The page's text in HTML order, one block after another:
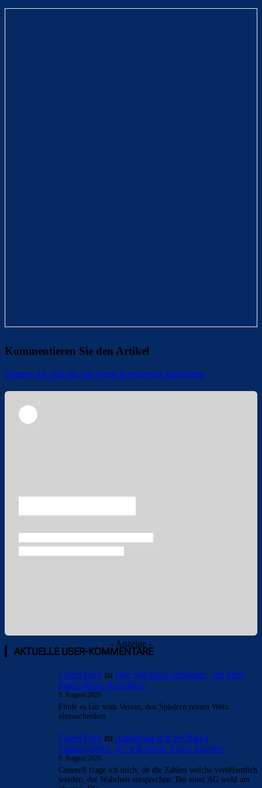
Kommentieren Sie den Artikel
Loggen Sie sich ein, um einen Kommentar abzugeben
- Anzeige -
AKTUELLE USER-KOMMENTARE
CulersTony zu Duo soll Klub verlassen: „Ich gebe
ihnen diesen Ratschlag“
9. August 2026
Finde es fair vom Verein, den Spielern reinen Wein
einzuschenken
CulersTony zuAraújo hat sich bei Barça
verabschiedet: „Er will etwas Neues machen“
9. August 2026
Generell frage ich mich, ob die Zahlen welche veröffentlich
werden, der Wahrheit entsprechen. Bei einer AG wohl am